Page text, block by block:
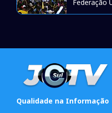
Federação
Qualidade na Informação